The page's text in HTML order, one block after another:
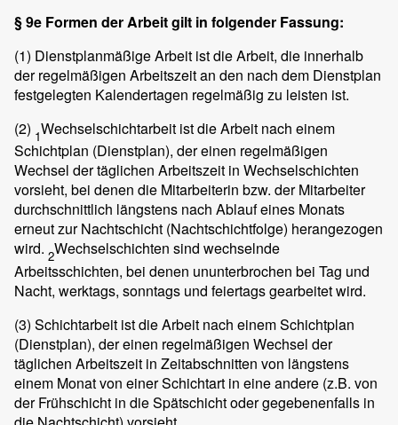
§ 9e Formen der Arbeit gilt in folgender Fassung:
(1) Dienstplanmäßige Arbeit ist die Arbeit, die innerhalb
der regelmäßigen Arbeitszeit an den nach dem Dienstplan
festgelegten Kalendertagen regelmäßig zu leisten ist.
(2) 1Wechselschichtarbeit ist die Arbeit nach einem
Schichtplan (Dienstplan), der einen regelmäßigen
Wechsel der täglichen Arbeitszeit in Wechselschichten
vorsieht, bei denen die Mitarbeiterin bzw. der Mitarbeiter
durchschnittlich längstens nach Ablauf eines Monats
erneut zur Nachtschicht (Nachtschichtfolge) herangezogen
wird. 2Wechselschichten sind wechselnde
Arbeitsschichten, bei denen ununterbrochen bei Tag und
Nacht, werktags, sonntags und feiertags gearbeitet wird.
(3) Schichtarbeit ist die Arbeit nach einem Schichtplan
(Dienstplan), der einen regelmäßigen Wechsel der
täglichen Arbeitszeit in Zeitabschnitten von längstens
einem Monat von einer Schichtart in eine andere (z.B. von
der Frühschicht in die Spätschicht oder gegebenenfalls in